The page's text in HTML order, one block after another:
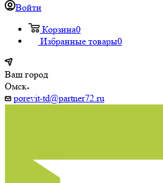
Войти
Корзина0
Избранные товары0
Ваш город
Омск
porevit-td@partner72.ru